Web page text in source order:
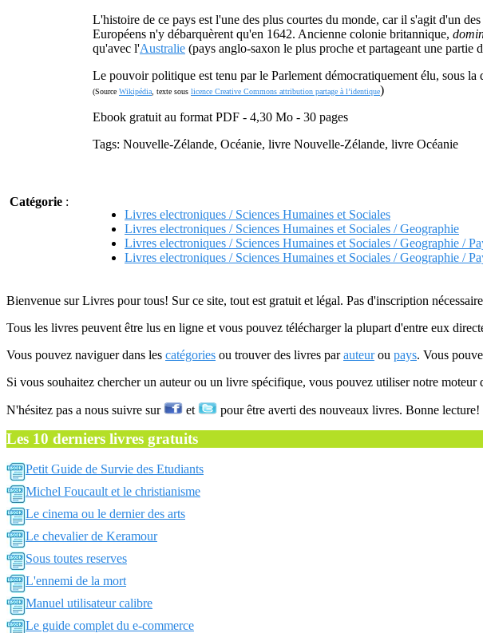
L'histoire de ce pays est l'une des plus courtes du monde, car il s'agit d'un
Européens n'y débarquèrent qu'en 1642. Ancienne colonie britannique,
qu'avec l'Australie (pays anglo-saxon le plus proche et partageant une partie
Le pouvoir politique est tenu par le Parlement démocratiquement élu, sous
(Source Wikipédia , texte sous licence Creative Commons attribution partage à l’identique)
Ebook gratuit au format PDF - 4,30 Mo - 30 pages
Tags: Nouvelle-Zélande, Océanie, livre Nouvelle-Zélande, livre Océanie
Catégorie :
Livres electroniques / Sciences Humaines et Sociales
Livres electroniques / Sciences Humaines et Sociales / Geographie
Livres electroniques / Sciences Humaines et Sociales / Geographie /
Livres electroniques / Sciences Humaines et Sociales / Geographie /
Bienvenue sur Livres pour tous! Sur ce site, tout est gratuit et légal. Pas d'inscription
Tous les livres peuvent être lus en ligne et vous pouvez télécharger la plupart d'entre eux
Vous pouvez naviguer dans les catégories ou trouver des livres parauteurou pays. Vous
Si vous souhaitez chercher un auteur ou un livre spécifique, vous pouvez utiliser notre moteur
N'hésitez pas a nous suivre sur et pour être averti des nouveaux livres. Bonne lecture!
Les 10 derniers livres gratuits
Petit Guide de Survie des Etudiants
Michel Foucault et le christianisme
Le cinema ou le dernier des arts
Le chevalier de Keramour
Sous toutes reserves
L'ennemi de la mort
Manuel utilisateur calibre
Le guide complet du e-commerce